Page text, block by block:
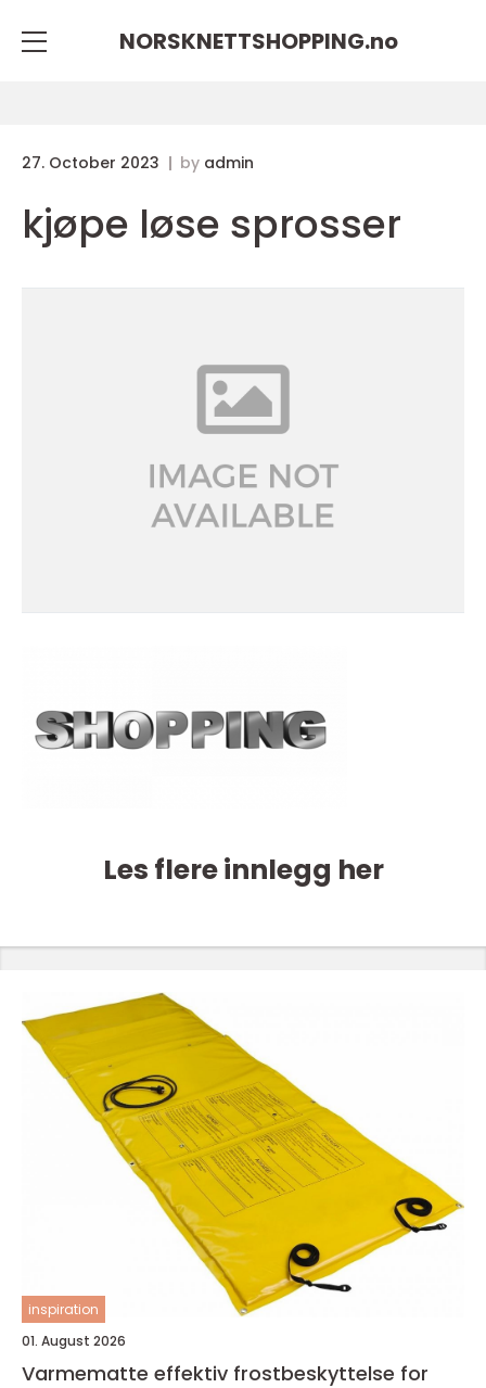
NORSKNETTSHOPPING.no
27. October 2023 by admin
kjøpe løse sprosser
Les flere innlegg her
inspiration
01. August 2026
Varmematte effektiv frostbeskyttelse for